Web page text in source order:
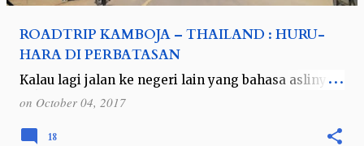
ROADTRIP KAMBOJA – THAILAND : HURU-
HARA DI PERBATASAN
Kalau lagi jalan ke negeri lain yang bahasa aslinya
bukan Melayu atau Inggris itu rasanya roaming luar
biasa deh. Rasanya ingin punya pendamping
doraemon biar bisa minta jelly p…
on October 04, 2017
18